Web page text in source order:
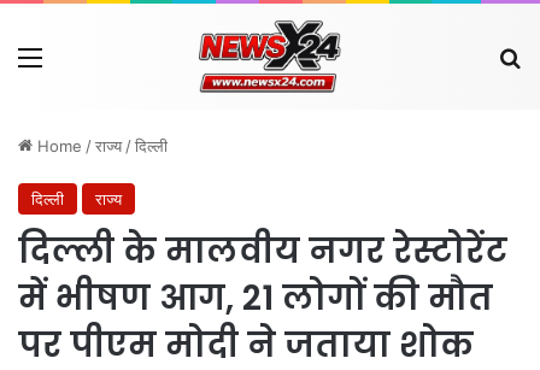
Menu
Home /राज्य /दिल्ली
दिल्ली राज्य
दिल्ली के मालवीय नगर रेस्टोरेंट
में भीषण आग, 21 लोगों की मौत
पर पीएम मोदी ने जताया शोक